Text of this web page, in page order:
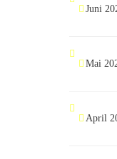
Juni
Mai
April